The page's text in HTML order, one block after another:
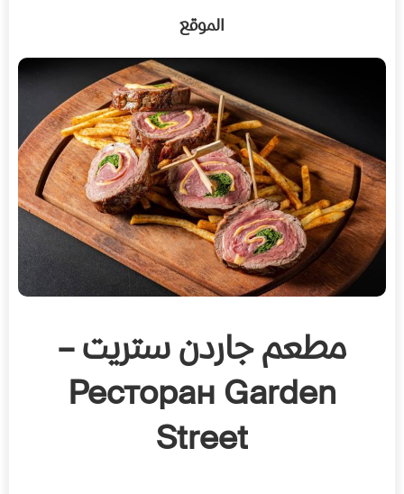
الموقع
مطعم جاردن ستريت –
Ресторан Garden
Street